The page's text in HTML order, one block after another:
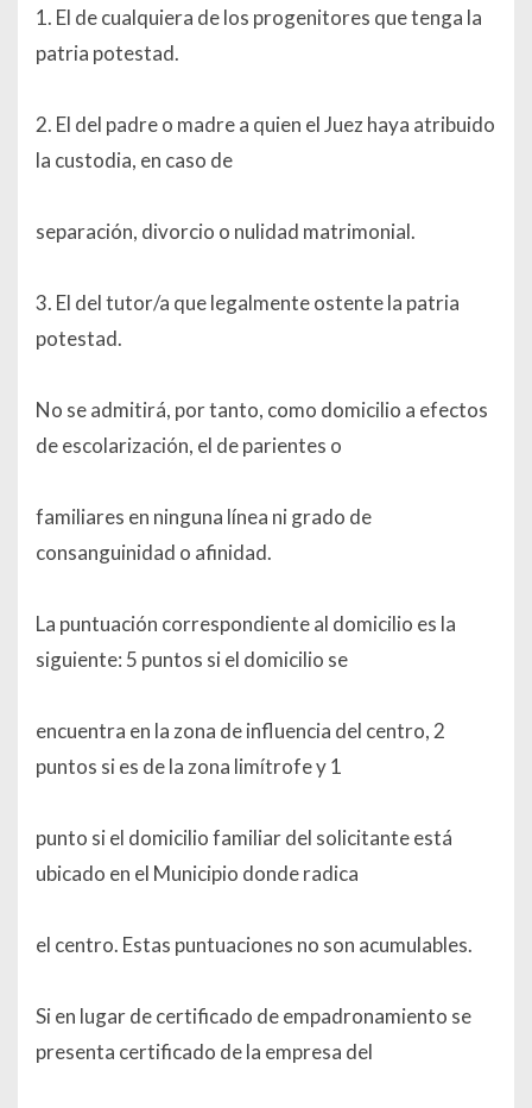
1. El de cualquiera de los progenitores que tenga la
patria potestad.
2. El del padre o madre a quien el Juez haya atribuido
la custodia, en caso de
separación, divorcio o nulidad matrimonial.
3. El del tutor/a que legalmente ostente la patria
potestad.
No se admitirá, por tanto, como domicilio a efectos
de escolarización, el de parientes o
familiares en ninguna línea ni grado de
consanguinidad o afinidad.
La puntuación correspondiente al domicilio es la
siguiente: 5 puntos si el domicilio se
encuentra en la zona de influencia del centro, 2
puntos si es de la zona limítrofe y 1
punto si el domicilio familiar del solicitante está
ubicado en el Municipio donde radica
el centro. Estas puntuaciones no son acumulables.
Si en lugar de certificado de empadronamiento se
presenta certificado de la empresa del